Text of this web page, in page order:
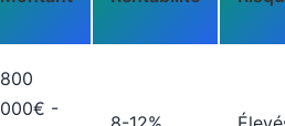
800
000€ -